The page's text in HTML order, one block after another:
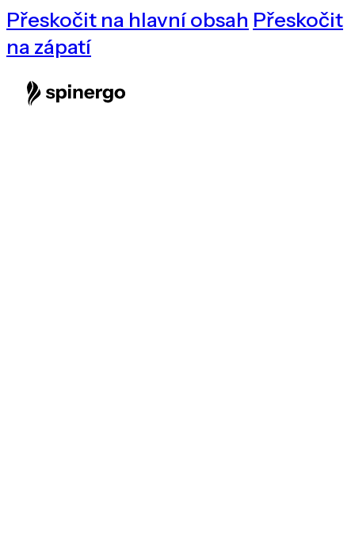
Přeskočit na hlavní obsah Přeskočit
na zápatí